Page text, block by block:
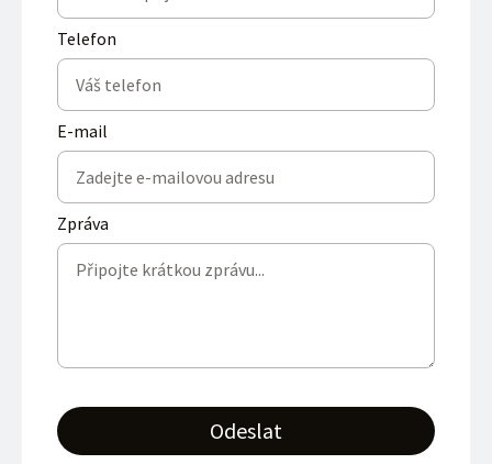
Telefon
E-mail
Zpráva
Odeslat